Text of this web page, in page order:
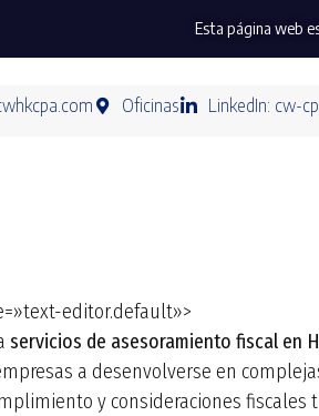
Esta página web
Oficinas LinkedIn: cw-
editor.default»>
servicios de asesoramiento fiscal en
a desenvolverse en
y consideraciones fiscales